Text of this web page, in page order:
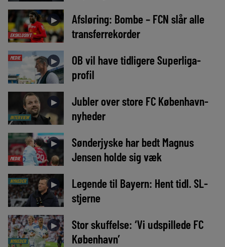
EKSKLUSIVT
►
Afsløring: Bombe – FCN slår alle
transferrekorder
MEDIE ►
OB vil have tidligere Superliga-
profil
INTERVIEW
►
Jubler over store FC København-
nyheder
MEDIE
►
Sønderjyske har bedt Magnus
Jensen holde sig væk
NYHEDER ►
Legende til Bayern: Hent tidl. SL-
stjerne
NYHEDER
►
Stor skuffelse: ‘Vi udspillede FC
København’